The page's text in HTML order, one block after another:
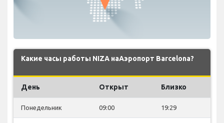
Какие часы работы NIZA наАэропорт Barcelona?
День Открыт Близко
Понедельник 09:00 19:29